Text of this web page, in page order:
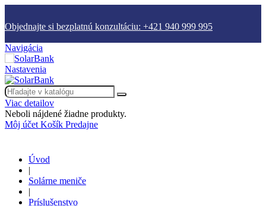
Objednajte si bezplatnú konzultáciu: +421 940 999 995
Navigácia
Nastavenia
Viac detailov
Neboli nájdené žiadne produkty.
Môj účet Košík Predajne
Úvod
|
Solárne meniče
|
Príslušenstvo